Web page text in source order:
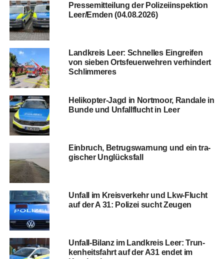
Pres­se­mit­tei­lung der Poli­zei­in­spek­ti­on
Leer/Emden (04.08.2026)
Land­kreis Leer: Schnel­les Ein­grei­fen
von sie­ben Orts­feu­er­weh­ren ver­hin­dert
Schlimmeres
Heli­ko­pter-Jagd in Nort­moor, Ran­da­le in
Bun­de und Unfall­flucht in Leer
Ein­bruch, Betrugs­war­nung und ein tra­
gi­scher Unglücksfall
Unfall im Kreis­ver­kehr und Lkw-Flucht
auf der A 31: Poli­zei sucht Zeugen
Unfall-Bilanz im Land­kreis Leer: Trun­
ken­heits­fahrt auf der A31 endet im